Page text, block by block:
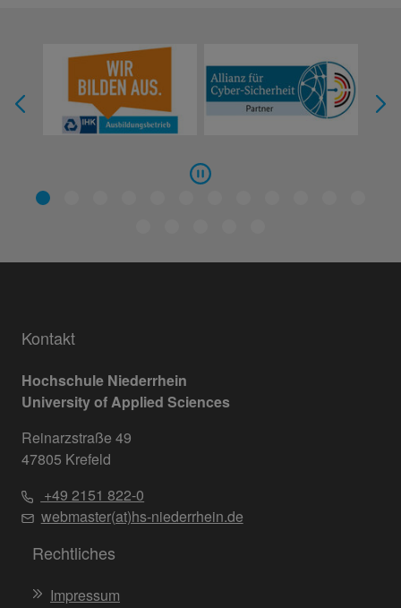
Kontakt
Hochschule Niederrhein
University of Applied Sciences
Reinarzstraße 49
47805 Krefeld
+49 2151 822-0
webmaster(at)hs-niederrhein.de
Rechtliches
Impressum